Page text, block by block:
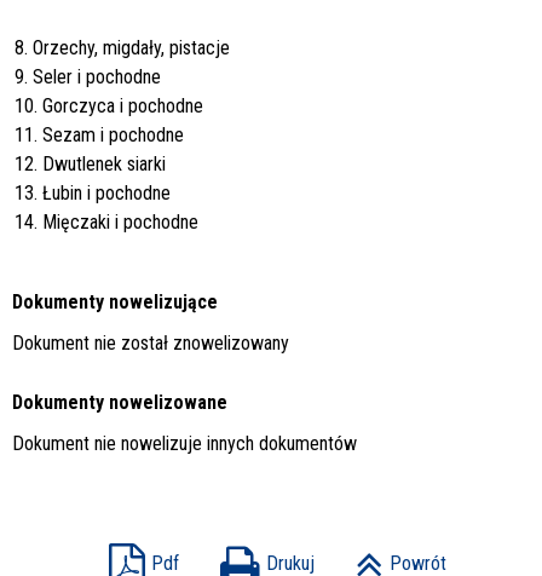
8. Orzechy, migdały, pistacje
9. Seler i pochodne
10. Gorczyca i pochodne
11. Sezam i pochodne
12. Dwutlenek siarki
13. Łubin i pochodne
14. Mięczaki i pochodne
Dokumenty nowelizujące
Dokument nie został znowelizowany
Dokumenty nowelizowane
Dokument nie nowelizuje innych dokumentów
Pdf Drukuj Powrót